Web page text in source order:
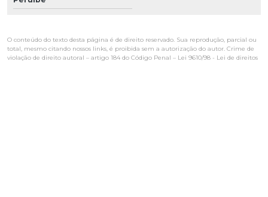
O conteúdo do texto desta página é de direito reservado. Sua reprodução, parcial ou
total, mesmo citando nossos links, é proibida sem a autorização do autor. Crime de
violação de direito autoral – artigo 184 do Código Penal – Lei 9610/98 - Lei de direitos